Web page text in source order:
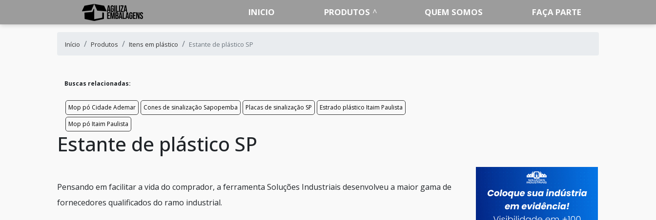
INICIO PRODUTOS QUEM SOMOS FAÇA PARTE
Início Produtos Itens em plástico Estante de plástico SP
Buscas relacionadas:
Mop pó Cidade Ademar Cones de sinalização Sapopemba Placas de sinalização SP
Estrado plástico Itaim Paulista
Mop pó Itaim Paulista
Estante de plástico SP
Pensando em facilitar a vida do comprador, a ferramenta Soluções Industriais desenvolveu a maior gama de
fornecedores qualificados do ramo industrial.